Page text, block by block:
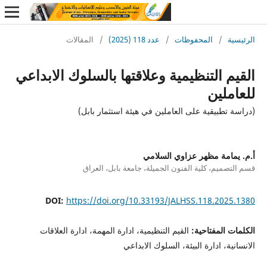
/ المحفوظات / عدد 118 (2025) / المقالات
التنظيمية وعلاقتها بالسلوك الابداعي
على العاملين في هيئة استثمار بابل)
مظهر عزاوي السلامي
كلية الفنون الجميلة، جامعة بابل، العراق
DOI:https://doi.org/10.33193/
المفتاحية:القيم التنظيمية، ادارة المهمة، ادارة العلاقات
ادارة البيئة، السلوك الابداعي